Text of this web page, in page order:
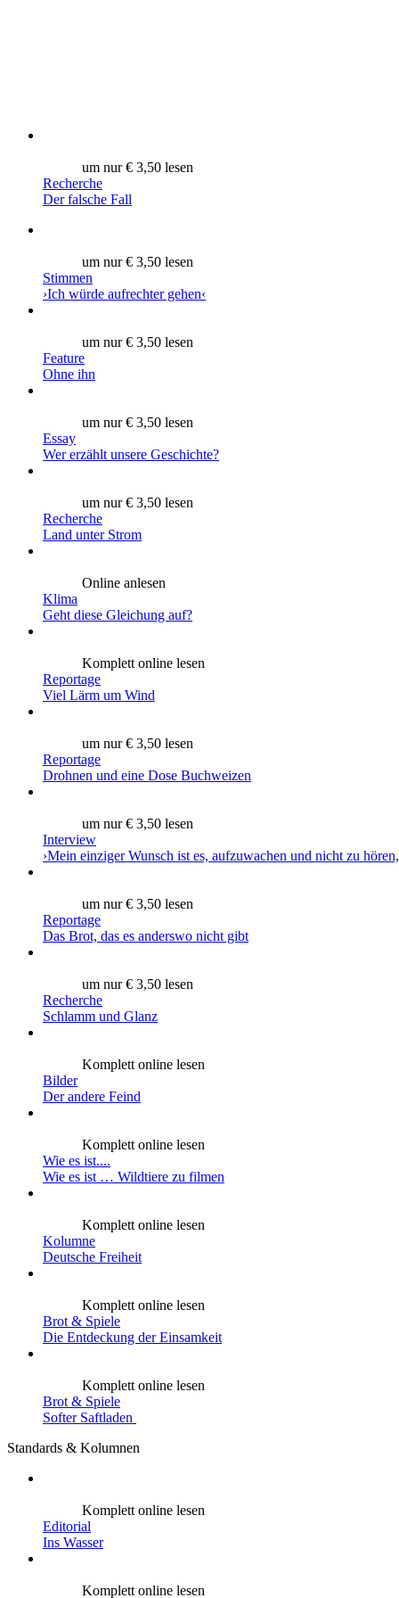
um nur € 3,50 lesen
Recherche
Der falsche Fall
um nur € 3,50 lesen
Stimmen
›Ich würde aufrechter gehen‹
um nur € 3,50 lesen
Feature
Ohne ihn
um nur € 3,50 lesen
Essay
Wer erzählt unsere Geschichte?
um nur € 3,50 lesen
Recherche
Land unter Strom
Online anlesen
Klima
Geht diese Gleichung auf?
Komplett online lesen
Reportage
Viel Lärm um Wind
um nur € 3,50 lesen
Reportage
Drohnen und eine Dose Buchweizen
um nur € 3,50 lesen
Interview
›Mein einziger Wunsch ist es, aufzuwachen und nicht zu
um nur € 3,50 lesen
Reportage
Das Brot, das es anderswo nicht gibt
um nur € 3,50 lesen
Recherche
Schlamm und Glanz
Komplett online lesen
Bilder
Der andere Feind
Komplett online lesen
Wie es ist....
Wie es ist … Wildtiere zu filmen
Komplett online lesen
Kolumne
Deutsche Freiheit
Komplett online lesen
Brot & Spiele
Die Entdeckung der Einsamkeit
Komplett online lesen
Brot & Spiele
Softer Saftladen
Standards & Kolumnen
Komplett online lesen
Editorial
Ins Wasser
Komplett online lesen